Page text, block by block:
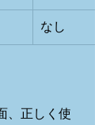
なし
、正しく使